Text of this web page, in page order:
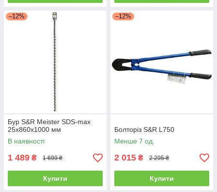
–12%
Бур S&R Meister SDS-max
25x860x1000 мм
В наявності
1 489 ₴ 1 699 ₴
Купити
–12%
Болторіз S&R L750
Менше 7 од.
2 015 ₴ 2 295 ₴
Купити